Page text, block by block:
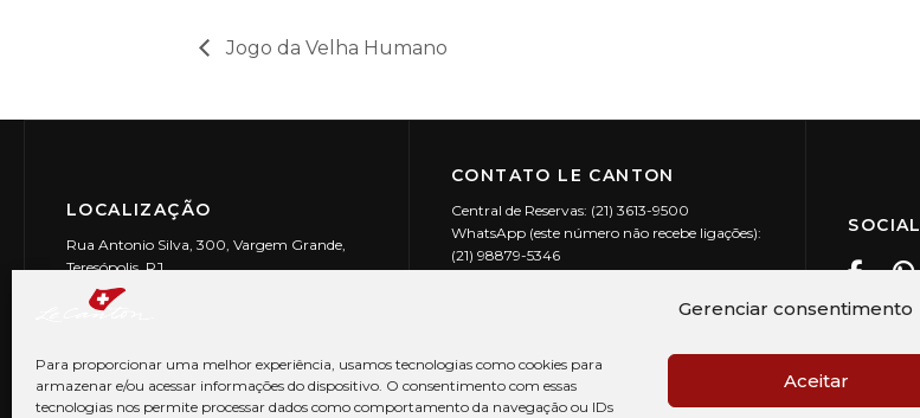
Gerenciar consentimento
Para proporcionar uma melhor experiência, usamos tecnologias como cookies para
armazenar e/ou acessar informações do dispositivo. O consentimento com essas
tecnologias nos permite processar dados como comportamento da navegação ou IDs
Aceitar
Jogo da Velha Humano
LOCALIZAÇÃO
Rua Antonio Silva, 300, Vargem Grande,
Teresópolis, RJ
CEP: 25990-150
CONTATO LE CANTON
Central de Reservas: (21) 3613-9500
WhatsApp (este número não recebe ligações):
(21) 98879-5346
SOCIAL